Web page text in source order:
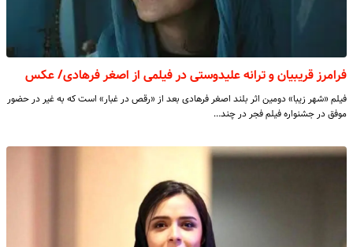
فرامرز قریبیان و ترانه علیدوستی در فیلمی از اصغر فرهادی/ عکس
فیلم «شهر زیبا» دومین اثر بلند اصغر فرهادی بعد از «رقص در غبار» است که به غیر در حضور
موفق در جشنواره فیلم فجر در چند…